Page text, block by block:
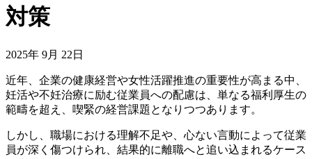
対策
2025年 9月 22日
近年、企業の健康経営や女性活躍推進の重要性が高まる中、
妊活や不妊治療に励む従業員への配慮は、単なる福利厚生の
範疇を超え、喫緊の経営課題となりつつあります。
しかし、職場における理解不足や、心ない言動によって従業
員が深く傷つけられ、結果的に離職へと追い込まれるケース